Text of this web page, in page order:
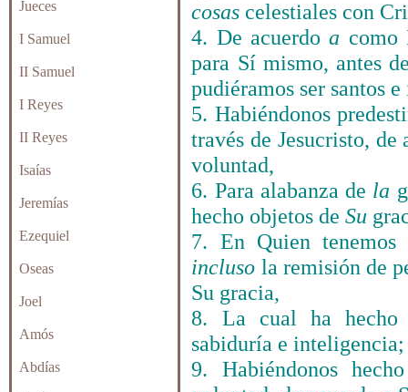
Jueces
I Samuel
II Samuel
I Reyes
II Reyes
Isaías
Jeremías
Ezequiel
Oseas
Joel
Amós
Abdías
cosas celestiales con
4. De acuerdoa como
para Sí mismo, antes
pudiéramos ser santos
5. Habiéndonos
través de Jesucristo,
voluntad,
6. Para alabanza de la
hecho objetos deSu
7. En Quien tenemos
incluso la remisión de
Su gracia,
8. La cual ha hecho
sabiduría e inteligencia;
9. Habiéndonos